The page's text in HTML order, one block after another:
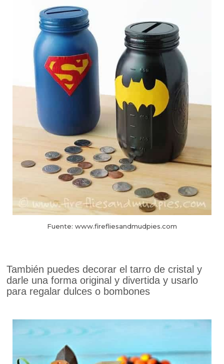
Fuente: www.firefliesandmudpies.com
También puedes decorar el tarro de cristal y
darle una forma original y divertida y usarlo
para regalar dulces o bombones